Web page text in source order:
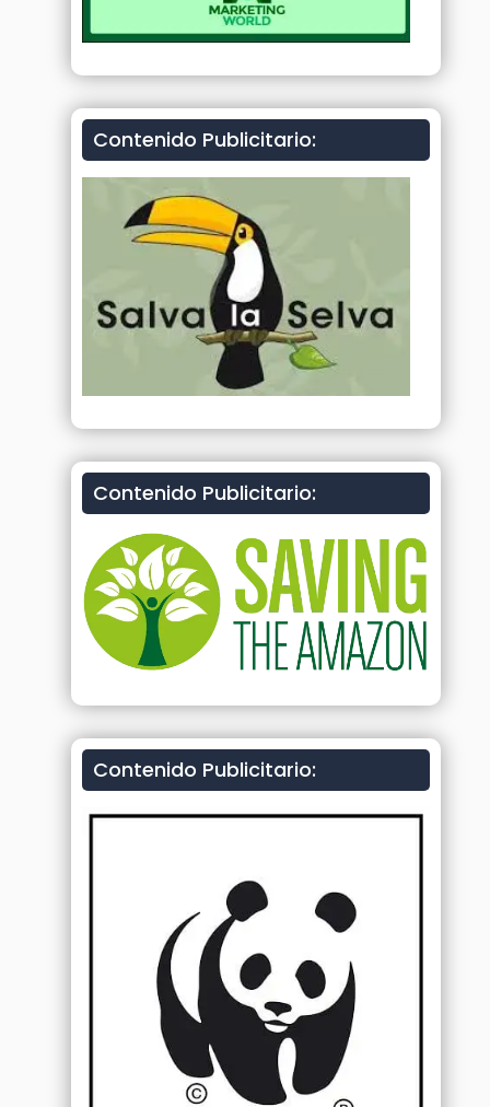
Contenido Publicitario:
Contenido Publicitario:
Contenido Publicitario: